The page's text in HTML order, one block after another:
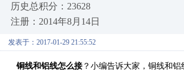
历史总积分：23628
注册：2014年8月14日
发表于：2017-01-29 21:55:52
铜线和铝线怎么接 ？小编告诉大家，铜线和